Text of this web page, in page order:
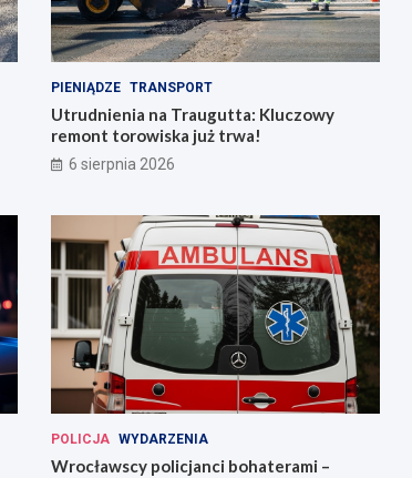
PIENIĄDZE TRANSPORT
Utrudnienia na Traugutta: Kluczowy
remont torowiska już trwa!
6 sierpnia 2026
POLICJA WYDARZENIA
Wrocławscy policjanci bohaterami –